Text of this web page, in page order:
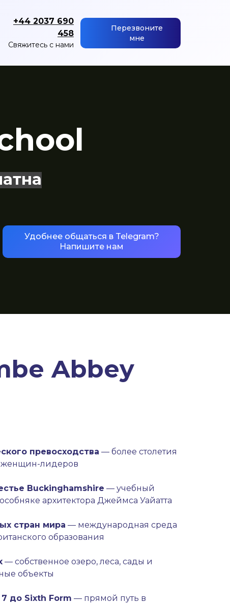
+44 2037 690
458
Свяжитесь с нами
Перезвоните
мне
Удобнее общаться в Telegram?
Напишите нам
Abbey
превосходства — более столетия
женщин-лидеров
Buckinghamshire — учебный
архитектора Джеймса Уайатта
стран мира — международная среда
образования
— собственное озеро, леса, сады и
объекты
до Sixth Form — прямой путь в